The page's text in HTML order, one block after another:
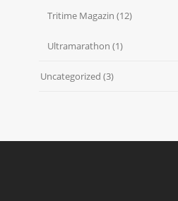
Tritime Magazin (12)
Ultramarathon (1)
Uncategorized (3)